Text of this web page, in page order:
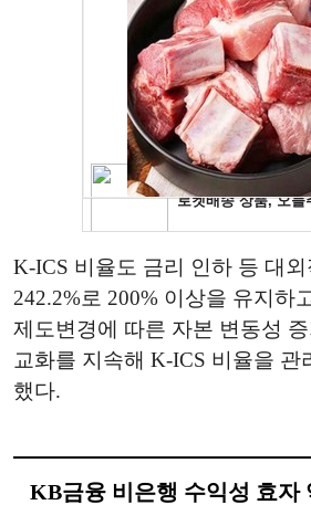
K-ICS 비율도 금리 인하 등 대
242.2%로 200% 이상을 유지하
제도변경에 따른 자본 변동성
교화를 지속해 K-ICS 비율을 관
했다.
KB금융 비은행 수익성 효